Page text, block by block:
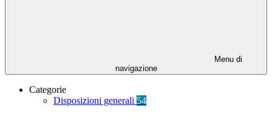
Menu di
navigazione
Categorie
Disposizioni generali 54